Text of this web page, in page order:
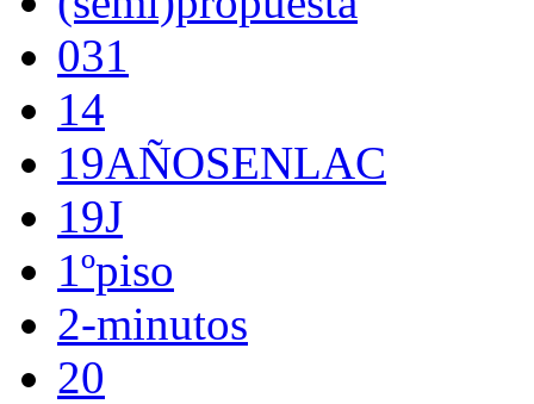
031
14
19AÑOSENLAC
19J
1ºpiso
2-minutos
20